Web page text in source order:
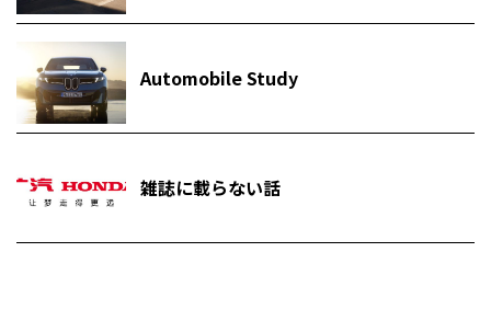
Automobile Study
雑誌に載らない話